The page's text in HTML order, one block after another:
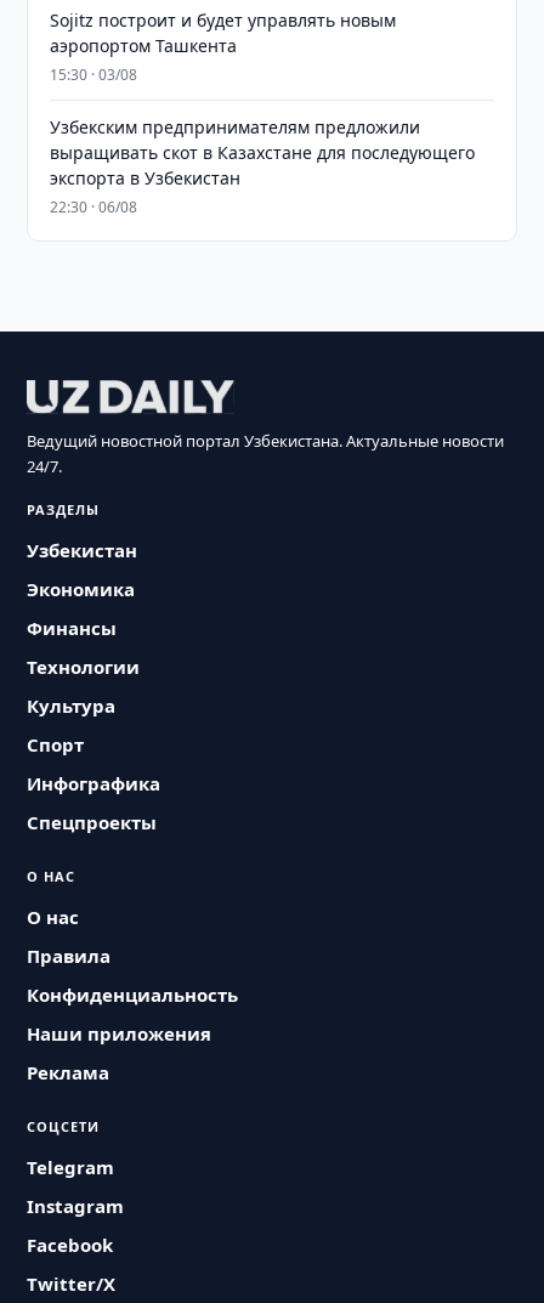
Sojitz построит и будет управлять новым
аэропортом Ташкента
15:30 · 03/08
Узбекским предпринимателям предложили
выращивать скот в Казахстане для последующего
экспорта в Узбекистан
22:30 · 06/08
Ведущий новостной портал Узбекистана. Актуальные новости
24/7.
РАЗДЕЛЫ
Узбекистан
Экономика
Финансы
Технологии
Культура
Спорт
Инфографика
Спецпроекты
О НАС
О нас
Правила
Конфиденциальность
Наши приложения
Реклама
СОЦСЕТИ
Telegram
Instagram
Facebook
Twitter/X